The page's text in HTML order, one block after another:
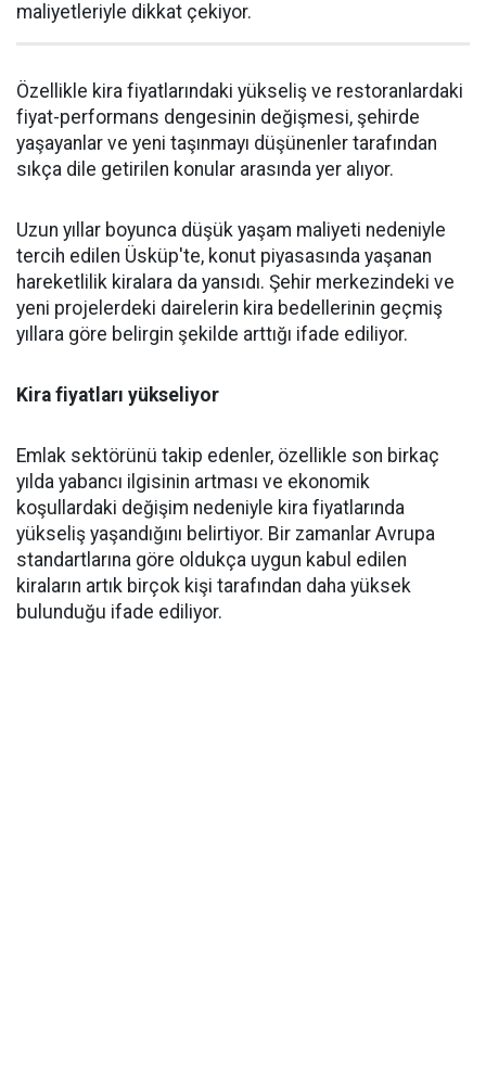
maliyetleriyle dikkat çekiyor.
Özellikle kira fiyatlarındaki yükseliş ve restoranlardaki
fiyat-performans dengesinin değişmesi, şehirde
yaşayanlar ve yeni taşınmayı düşünenler tarafından
sıkça dile getirilen konular arasında yer alıyor.
Uzun yıllar boyunca düşük yaşam maliyeti nedeniyle
tercih edilen Üsküp'te, konut piyasasında yaşanan
hareketlilik kiralara da yansıdı. Şehir merkezindeki ve
yeni projelerdeki dairelerin kira bedellerinin geçmiş
yıllara göre belirgin şekilde arttığı ifade ediliyor.
Kira fiyatları yükseliyor
Emlak sektörünü takip edenler, özellikle son birkaç
yılda yabancı ilgisinin artması ve ekonomik
koşullardaki değişim nedeniyle kira fiyatlarında
yükseliş yaşandığını belirtiyor. Bir zamanlar Avrupa
standartlarına göre oldukça uygun kabul edilen
kiraların artık birçok kişi tarafından daha yüksek
bulunduğu ifade ediliyor.